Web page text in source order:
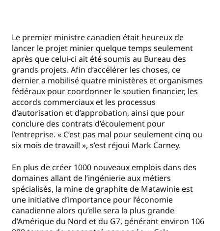
Le premier ministre canadien était heureux de
lancer le projet minier quelque temps seulement
après que celui-ci ait été soumis au Bureau des
grands projets. Afin d’accélérer les choses, ce
dernier a mobilisé quatre ministères et organismes
fédéraux pour coordonner le soutien financier, les
accords commerciaux et les processus
d’autorisation et d’approbation, ainsi que pour
conclure des contrats d’écoulement pour
l’entreprise. « C’est pas mal pour seulement cinq ou
six mois de travail! », s’est réjoui Mark Carney.
En plus de créer 1000 nouveaux emplois dans des
domaines allant de l’ingénierie aux métiers
spécialisés, la mine de graphite de Matawinie est
une initiative d’importance pour l’économie
canadienne alors qu’elle sera la plus grande
d’Amérique du Nord et du G7, générant environ 106